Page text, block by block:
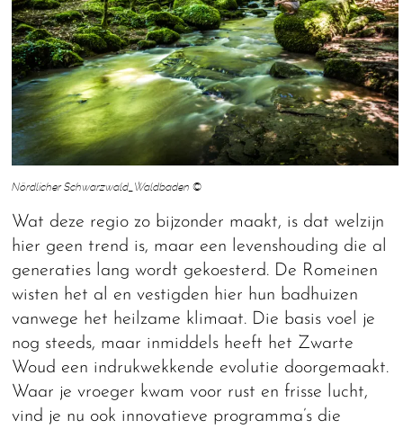
Nördlicher Schwarzwald_Waldbaden ©
Wat deze regio zo bijzonder maakt, is dat welzijn
hier geen trend is, maar een levenshouding die al
generaties lang wordt gekoesterd. De Romeinen
wisten het al en vestigden hier hun badhuizen
vanwege het heilzame klimaat. Die basis voel je
nog steeds, maar inmiddels heeft het Zwarte
Woud een indrukwekkende evolutie doorgemaakt.
Waar je vroeger kwam voor rust en frisse lucht,
vind je nu ook innovatieve programma’s die